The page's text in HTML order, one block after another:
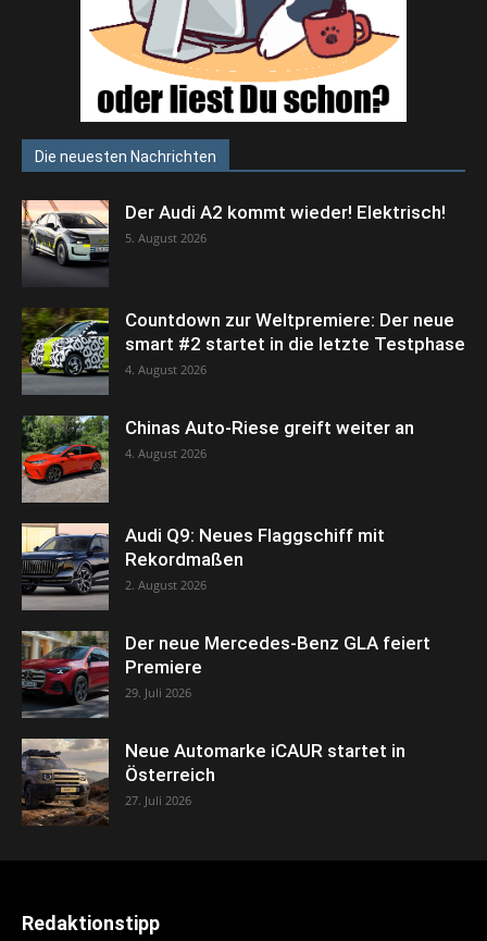
Die neuesten Nachrichten
Der Audi A2 kommt wieder! Elektrisch!
5. August 2026
Countdown zur Weltpremiere: Der neue
smart #2 startet in die letzte Testphase
4. August 2026
Chinas Auto-Riese greift weiter an
4. August 2026
Audi Q9: Neues Flaggschiff mit
Rekordmaßen
2. August 2026
Der neue Mercedes-Benz GLA feiert
Premiere
29. Juli 2026
Neue Automarke iCAUR startet in
Österreich
27. Juli 2026
Redaktionstipp